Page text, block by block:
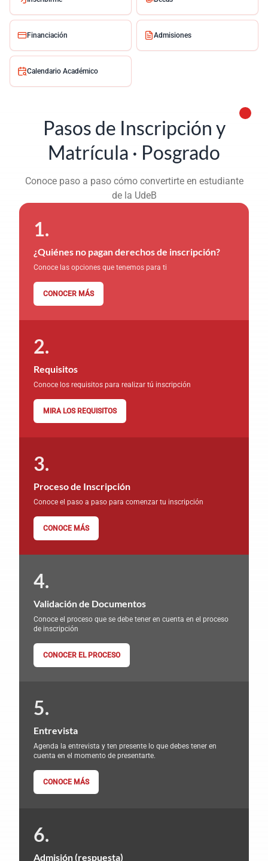
Financiación Admisiones
Calendario Académico
Pasos de Inscripción y
Matrícula · Posgrado
Conoce paso a paso cómo convertirte en estudiante
de la UdeB
¿Quiénes no pagan derechos de inscripción?
Conoce las opciones que tenemos para ti
CONOCER MÁS
Requisitos
Conoce los requisitos para realizar tú inscripción
MIRA LOS REQUISITOS
Proceso de Inscripción
Conoce el paso a paso para comenzar tu inscripción
CONOCE MÁS
Validación de Documentos
Conoce el proceso que se debe tener en cuenta en el proceso
de inscripción
CONOCER EL PROCESO
Entrevista
Agenda la entrevista y ten presente lo que debes tener en
cuenta en el momento de presentarte.
CONOCE MÁS
Admisión (respuesta)